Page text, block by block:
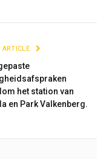
ARTICLE
het station van
en Park Valkenberg.